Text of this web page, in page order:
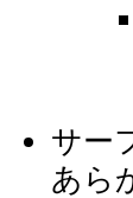
サー
あら